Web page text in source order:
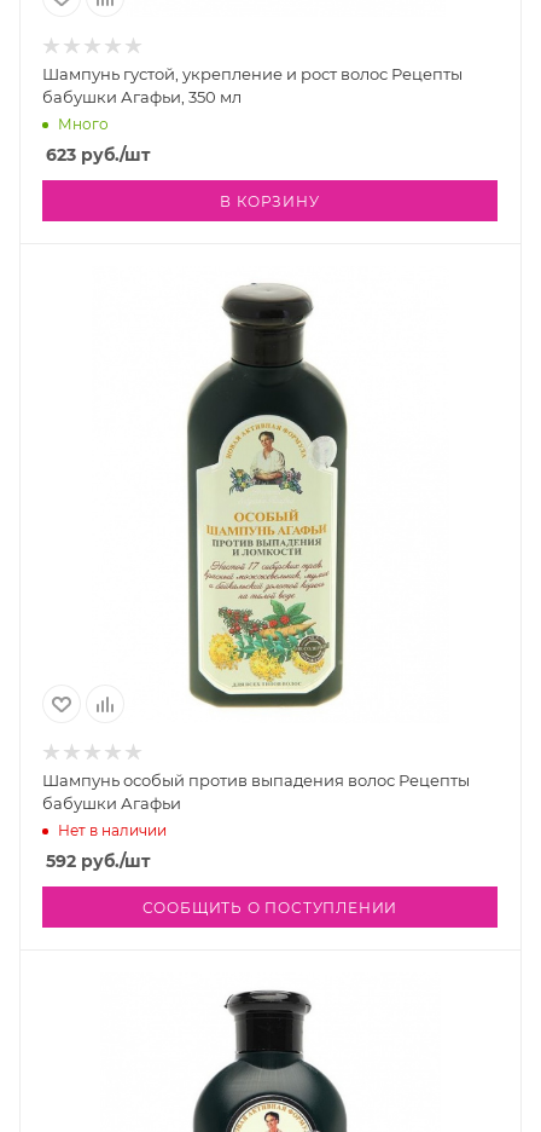
Шампунь густой, укрепление и рост волос Рецепты
бабушки Агафьи, 350 мл
Много
623 руб./шт
В КОРЗИНУ
Шампунь особый против выпадения волос Рецепты
бабушки Агафьи
Нет в наличии
592 руб./шт
СООБЩИТЬ О ПОСТУПЛЕНИИ